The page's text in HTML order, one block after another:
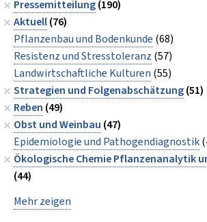
Pressemitteilung(190)
Aktuell(76)
Pflanzenbau und Bodenkunde (68)
Resistenz und Stresstoleranz (57)
Landwirtschaftliche Kulturen (55)
Strategien und Folgenabschätzung(51)
Reben (49)
Obst und Weinbau (47)
Epidemiologie und Pathogendiagnostik
Ökologische Chemie Pflanzenanalytik
(44)
Mehr zeigen